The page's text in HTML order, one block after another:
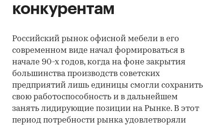
конкурентам
Российский рынок офисной мебели в его
современном виде начал формироваться в
начале 90-х годов, когда на фоне закрытия
большинства производств советских
предприятий лишь единицы смогли сохранить
свою работоспособность и в дальнейшем
занять лидирующие позиции на Рынке. В этот
период потребности рынка удовлетворяли